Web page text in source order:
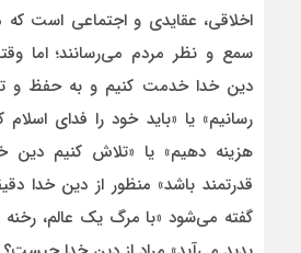
اخلاقی، عقایدی و اجتماعی است که
سمع و نظر مردم می‌رسانند؛ اما
دین خدا خدمت کنیم و به حفظ و
رسانیم» یا «باید خود را فدای
هزینه دهیم» یا «تلاش کنیم دین
قدرتمند باشد» منظور از دین خدا
گفته می‌شود «با مرگ یک عالم،